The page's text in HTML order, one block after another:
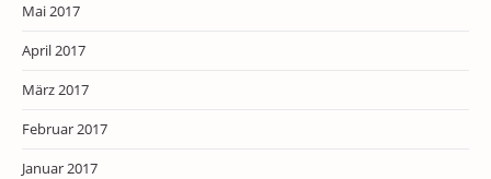
Mai 2017
April 2017
März 2017
Februar 2017
Januar 2017